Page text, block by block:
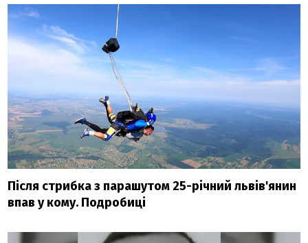
Після стрибка з парашутом 25-річний львів'янин
впав у кому. Подробиці